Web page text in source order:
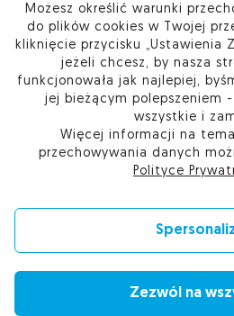
O FIRMIE
Kup w Sieci Partnerskiej Certum
Skontaktuj się
Możesz określić warunki
do plików cookies w Twojej
kliknięcie przycisku „Ustawienia
jeżeli chcesz, by nasza
funkcjonowała jak najlepiej,
jej bieżącym polepszeniem
wszystkie i
Więcej informacji na
przechowywania danych
Polityce
Zezwól na